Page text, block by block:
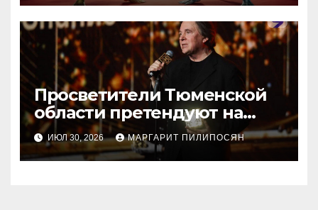
Просветители Тюменской
области претендуют на
награду Знание.Премия
ИЮЛ 30, 2026 МАРГАРИТ ПИЛИПОСЯН